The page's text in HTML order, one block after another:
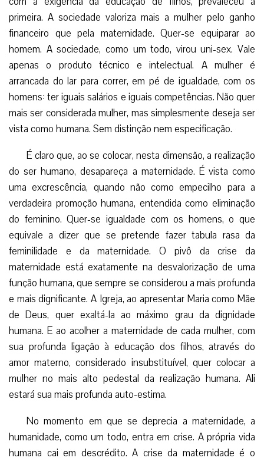
primeira. A sociedade valoriza mais a mulher pelo ganho
financeiro que pela maternidade. Quer-se equiparar ao
homem. A sociedade, como um todo, virou uni-sex. Vale
apenas o produto técnico e intelectual. A mulher é
arrancada do lar para correr, em pé de igualdade, com os
homens: ter iguais salários e iguais competências. Não quer
mais ser considerada mulher, mas simplesmente deseja ser
vista como humana. Sem distinção nem especificação.
É claro que, ao se colocar, nesta dimensão, a realização
do ser humano, desapareça a maternidade. É vista como
uma excrescência, quando não como empecilho para a
verdadeira promoção humana, entendida como eliminação
do feminino. Quer-se igualdade com os homens, o que
equivale a dizer que se pretende fazer tabula rasa da
feminilidade e da maternidade. O pivô da crise da
maternidade está exatamente na desvalorização de uma
função humana, que sempre se considerou a mais profunda
e mais dignificante. A Igreja, ao apresentar Maria como Mãe
de Deus, quer exaltá-la ao máximo grau da dignidade
humana. E ao acolher a maternidade de cada mulher, com
sua profunda ligação à educação dos filhos, através do
amor materno, considerado insubstituível, quer colocar a
mulher no mais alto pedestal da realização humana. Ali
estará sua mais profunda auto-estima.
No momento em que se deprecia a maternidade, a
humanidade, como um todo, entra em crise. A própria vida
humana cai em descrédito. A crise da maternidade é o